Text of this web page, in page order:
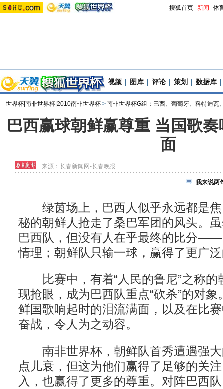
搜狐首页-新闻 -体
视频 | 图库 | 评论 | 策划 | 数据库 |
世界杯|南非世界杯|2010南非世界杯 > 南非世界杯G组：巴西、葡萄牙、科特迪瓦
巴西赢球朝鲜赢尊重 当国歌
面
来源：长春新闻网-长春晚报
我来说两
绿茵场上，巴西人似乎永远都是焦
秘的朝鲜人抢走了桑巴军团的风头。
巴西队，但没有人在乎最终的比分——
情理；朝鲜队只输一球，赢得了更广
比赛中，有着“人民的鲁尼”之称的
现抢眼，成为巴西队重点“砍杀”的对
鲜国歌响起时的泪流满面，以及在比
奋战，令人为之动容。
南非世界杯，朝鲜队首秀遭遇强大
点儿衰，但这为他们赢得了足够的关
入，也赢得了更多的尊重。对阵巴西